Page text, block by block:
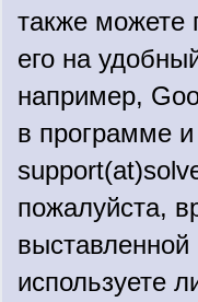
также можете
его на
например,
в программе
пожалуйста,
выставленной
используете